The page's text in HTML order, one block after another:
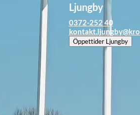
Ljungby
0372-252 40
Öppettider Ljungby